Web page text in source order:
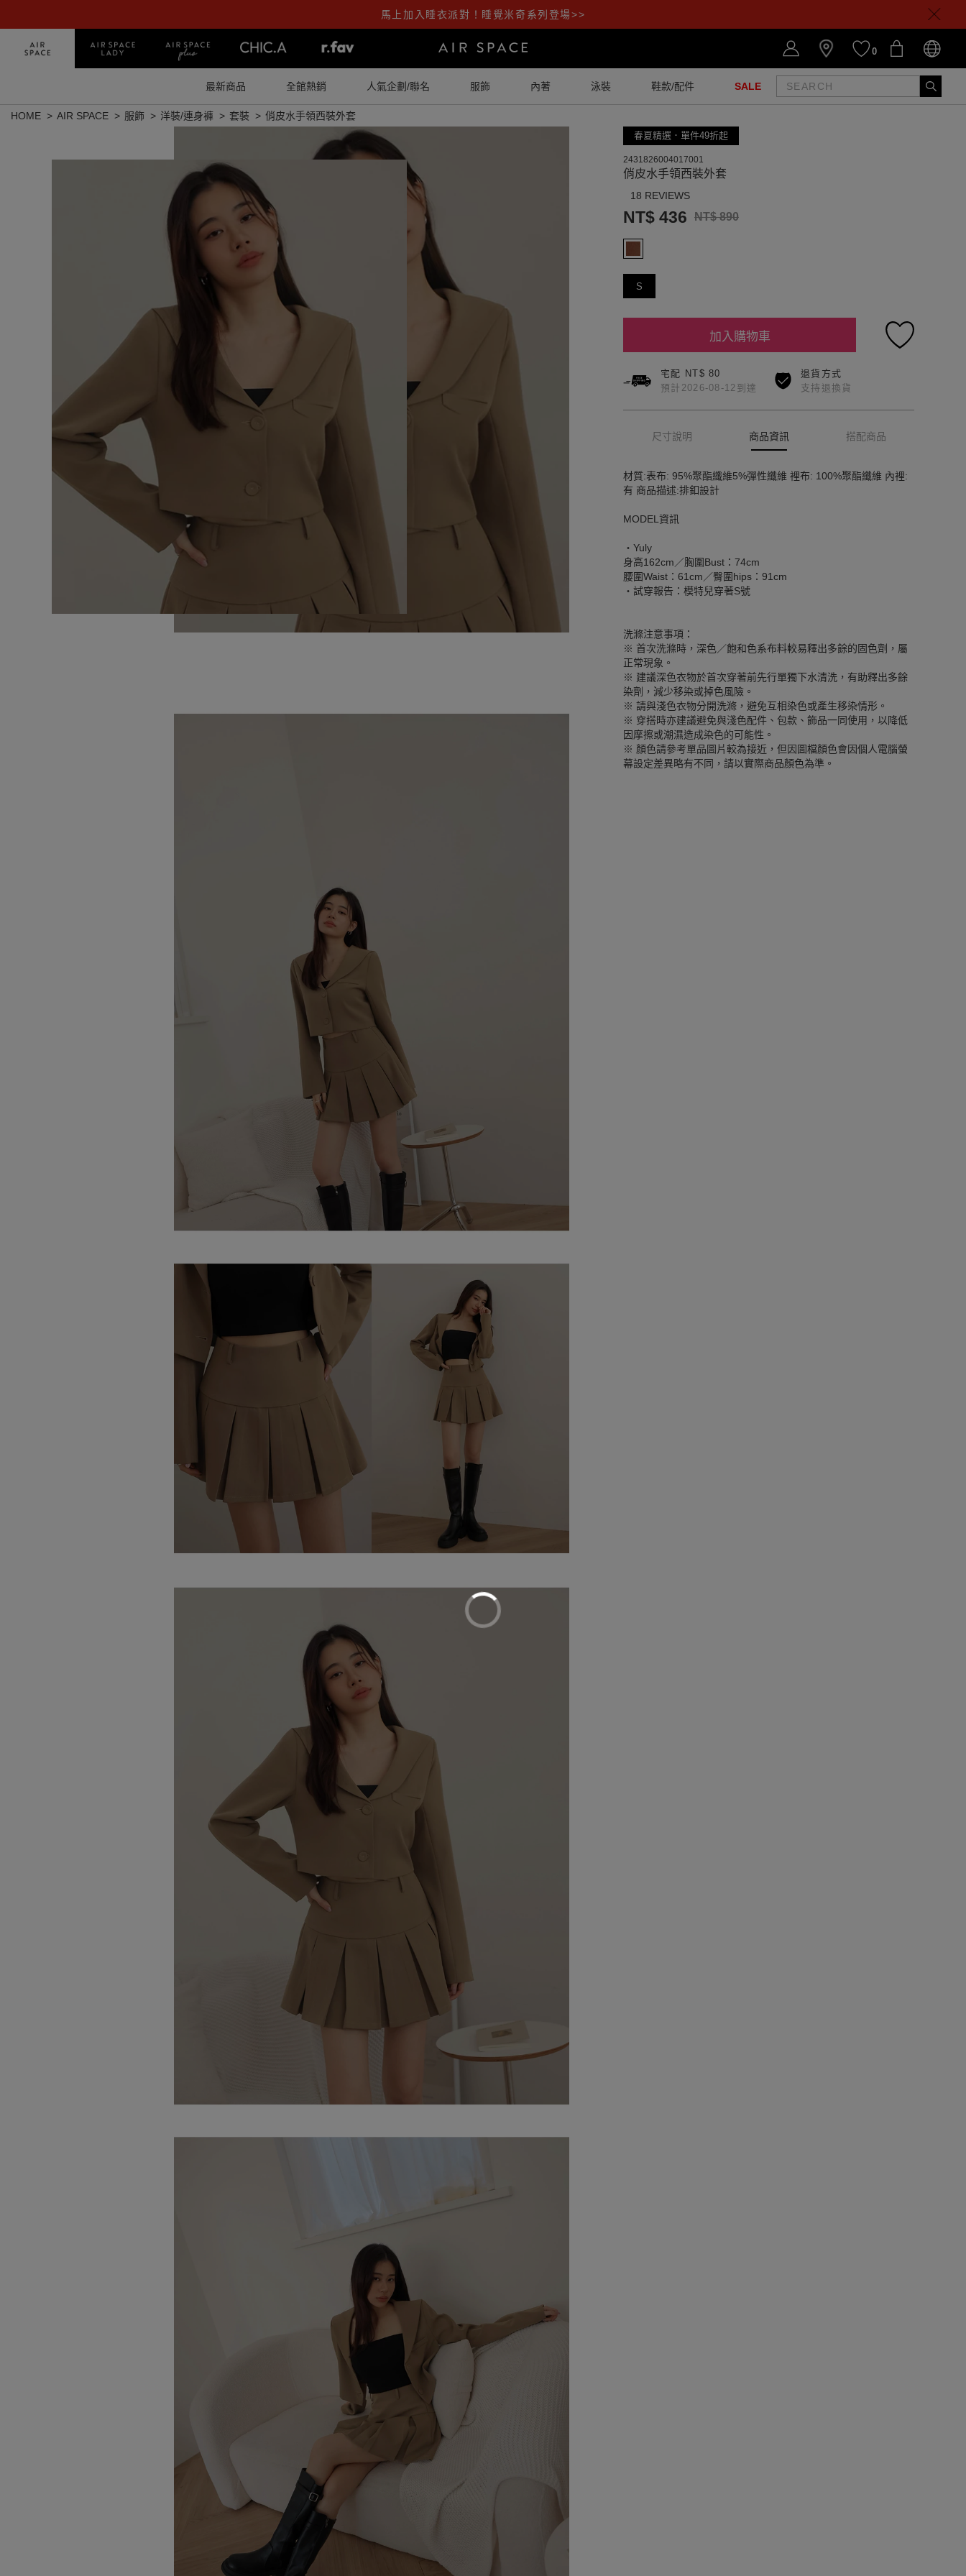
馬上加入睡衣派對！睡覺米奇系列登場>>
0
最新商品 全館熱銷 人氣企劃/聯名 服飾 內著 泳裝 鞋款/配件 SALE
HOME AIR SPACE 服飾 洋裝/連身褲 套裝 俏皮水手領西裝外套
春夏精選．單件49折起
2431826004017001
俏皮水手領西裝外套
18 REVIEWS
NT$ 436 NT$ 890
S
加入購物車
宅配 NT$ 80
預計2026-08-12到達
退貨方式
支持退換貨
尺寸說明 商品資訊 搭配商品
材質:表布: 95%聚酯纖維5%彈性纖維 裡布: 100%聚酯纖維 內裡:
有 商品描述:排釦設計
MODEL資訊
‧Yuly
身高162cm／胸圍Bust：74cm
腰圍Waist：61cm／臀圍hips：91cm
‧試穿報告：模特兒穿著S號
洗滌注意事項：
※ 首次洗滌時，深色／飽和色系布料較易釋出多餘的固色劑，屬
正常現象。
※ 建議深色衣物於首次穿著前先行單獨下水清洗，有助釋出多餘
染劑，減少移染或掉色風險。
※ 請與淺色衣物分開洗滌，避免互相染色或產生移染情形。
※ 穿搭時亦建議避免與淺色配件、包款、飾品一同使用，以降低
因摩擦或潮濕造成染色的可能性。
※ 顏色請參考單品圖片較為接近，但因圖檔顏色會因個人電腦螢
幕設定差異略有不同，請以實際商品顏色為準。